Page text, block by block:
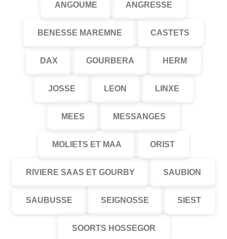
ANGOUME ANGRESSE
BENESSE MAREMNE CASTETS
DAX GOURBERA HERM
JOSSE LEON LINXE
MEES MESSANGES
MOLIETS ET MAA ORIST
RIVIERE SAAS ET GOURBY SAUBION
SAUBUSSE SEIGNOSSE SIEST
SOORTS HOSSEGOR